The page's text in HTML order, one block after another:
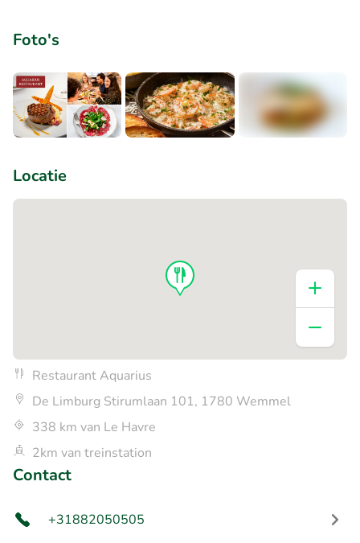
Foto's
Locatie
Restaurant Aquarius
De Limburg Stirumlaan 101, 1780 Wemmel
338 km van Le Havre
2km van treinstation
Contact
+31882050505